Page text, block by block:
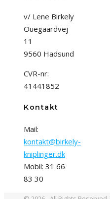
v/ Lene Birkely
Ouegaardvej
11
9560 Hadsund
CVR-nr:
41441852
Kontakt
Mail:
kontakt@birkely-
kniplinger.dk
Mobil: 31 66
83 30